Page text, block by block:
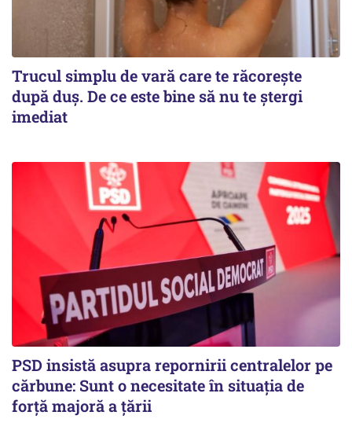
Trucul simplu de vară care te răcorește
după duș. De ce este bine să nu te ștergi
imediat
PSD insistă asupra repornirii centralelor pe
cărbune: Sunt o necesitate în situația de
forță majoră a țării